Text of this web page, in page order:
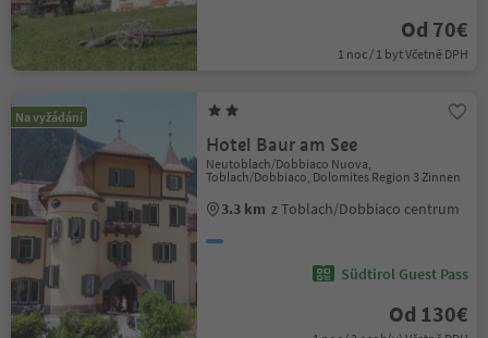
Od 70€
1 noc / 1 byt Včetně DPH
Na vyžádání
Hotel Baur am See
Neutoblach/Dobbiaco Nuova,
Toblach/Dobbiaco, Dolomites Region 3 Zinnen
3.3 km z Toblach/Dobbiaco centrum
Südtirol Guest Pass
Od 130€